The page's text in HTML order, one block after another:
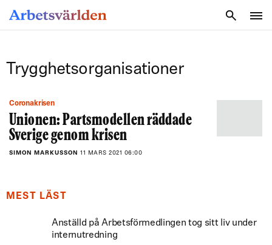
Trygghetsorganisationer
Coronakrisen
Unionen: Partsmodellen räddade
Sverige genom krisen
SIMON MARKUSSON 11 MARS 2021 06:00
MEST LÄST
Anställd på Arbetsförmedlingen tog sitt liv under
internutredning